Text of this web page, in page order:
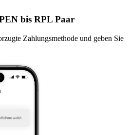
bis RPL Paar
Zahlungsmethode und geben Sie